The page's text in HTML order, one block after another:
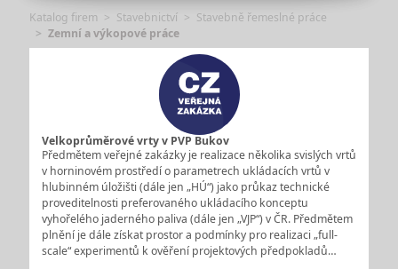
Katalog firem Stavebnictví
Stavebně řemeslné práce
Zemní a výkopové práce
Velkoprůměrové vrty v PVP Bukov
Předmětem veřejné zakázky je realizace několika svislých vrtů
v horninovém prostředí o parametrech ukládacích vrtů v
hlubinném úložišti (dále jen „HÚ“) jako průkaz technické
proveditelnosti preferovaného ukládacího konceptu
vyhořelého jaderného paliva (dále jen „VJP“) v ČR. Předmětem
plnění je dále získat prostor a podmínky pro realizaci „full-
scale“ experimentů k ověření projektových předpokladů…